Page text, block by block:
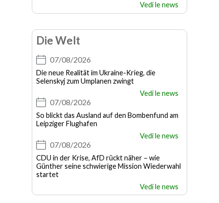
Vedi le news
Die Welt
07/08/2026
Die neue Realität im Ukraine-Krieg, die
Selenskyj zum Umplanen zwingt
Vedi le news
07/08/2026
So blickt das Ausland auf den Bombenfund am
Leipziger Flughafen
Vedi le news
07/08/2026
CDU in der Krise, AfD rückt näher – wie
Günther seine schwierige Mission Wiederwahl
startet
Vedi le news